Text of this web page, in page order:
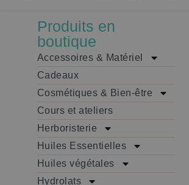
Produits en
boutique
Accessoires & Matériel
Cadeaux
Cosmétiques & Bien-être
Cours et ateliers
Herboristerie
Huiles Essentielles
Huiles végétales
Hydrolats